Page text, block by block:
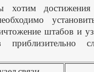
хотим достижения
штабов и
приблизительно